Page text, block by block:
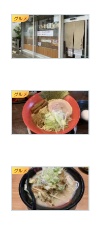
グルメ
グルメ
グルメ